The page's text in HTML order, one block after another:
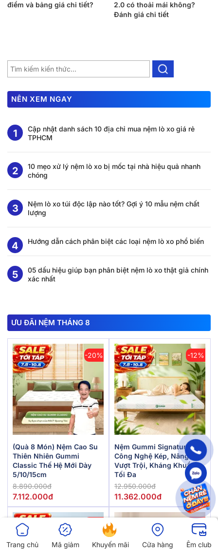
điểm và bảng giá chi tiết?
2.0 có thoải mái không?
Đánh giá chi tiết
NÊN XEM NGAY
Cập nhật danh sách 10 địa chỉ mua nệm lò xo giá rẻ
TPHCM
10 mẹo xử lý nệm lò xo bị mốc tại nhà hiệu quả nhanh
chóng
Nệm lò xo túi độc lập nào tốt? Gợi ý 10 mẫu nệm chất
lượng
Hướng dẫn cách phân biệt các loại nệm lò xo phổ biến
05 dấu hiệu giúp bạn phân biệt nệm lò xo thật giả chính
xác nhất
ƯU ĐÃI NỆM THÁNG 8
-20%
(Quà 8 Món) Nệm Cao Su
Thiên Nhiên Gummi
Classic Thế Hệ Mới Dày
5/10/15cm
8.890.000đ
7.112.000đ
-12%
Nệm Gummi Signature –
Công Nghệ Kép, Nâng Đỡ
Vượt Trội, Kháng Khuẩn
Tối Đa
12.950.000đ
11.362.000đ
-35%
Trang chủ Mã giảm Khuyến mãi Cửa hàng Êm club